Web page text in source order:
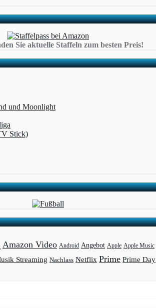
Sie aktuelle Staffeln zum besten Preis!
und Moonlight
Stick)
Amazon Video Android Angebot Apple Apple Music
Streaming Nachlass Netflix Prime Prime Day